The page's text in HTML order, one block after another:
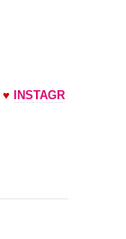
♥ INSTAGR